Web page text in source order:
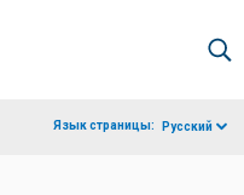
Язык страницы: Русский